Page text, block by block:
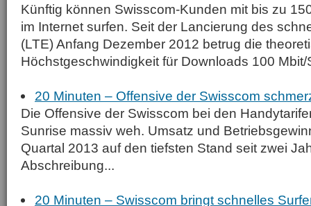
Künftig können Swisscom-Kunden mit bis zu
im Internet surfen. Seit der Lancierung des
(LTE) Anfang Dezember 2012 betrug die
Höchstgeschwindigkeit für Downloads 100 Mbit/
20 Minuten – Offensive der Swisscom
Die Offensive der Swisscom bei den
Sunrise massiv weh. Umsatz und
Quartal 2013 auf den tiefsten Stand seit zwei
Abschreibung...
20 Minuten – Swisscom bringt schnelles